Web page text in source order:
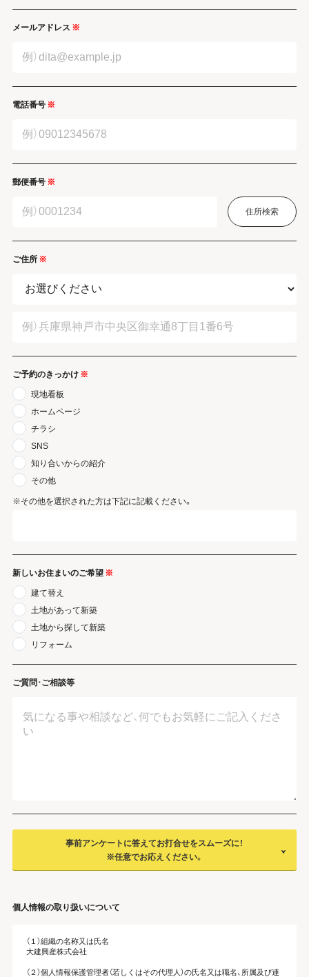
メールアドレス ※
電話番号 ※
郵便番号 ※
住所検索
ご住所 ※
ご予約のきっかけ ※
現地看板
ホームページ
チラシ
SNS
知り合いからの紹介
その他
※その他を選択された方は下記に記載ください。
新しいお住まいのご希望 ※
建て替え
土地があって新築
土地から探して新築
リフォーム
ご質問･ご相談等
事前アンケートに答えてお打合せをスムーズに！
※任意でお応えください。
個人情報の取り扱いについて
（１）組織の名称又は氏名
大建興産株式会社
（２）個人情報保護管理者（若しくはその代理人）の氏名又は職名、所属及び連